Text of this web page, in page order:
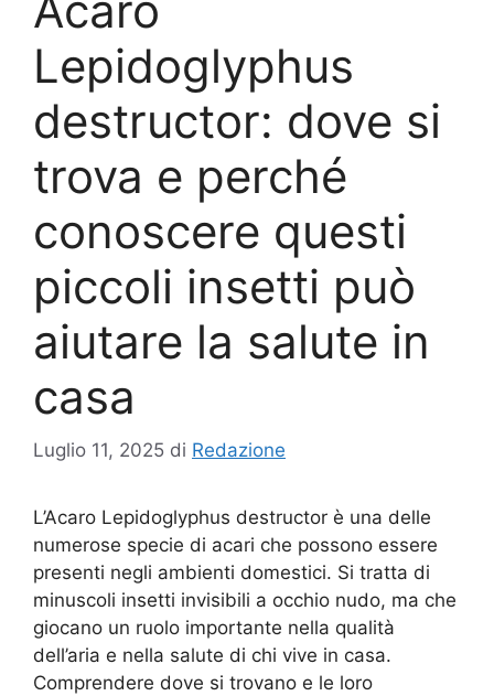
Lepidoglyphus
destructor: dove si
trova e perché
conoscere questi
piccoli insetti può
aiutare la salute in
casa
Luglio 11, 2025 di Redazione
L’Acaro Lepidoglyphus destructor è una delle
numerose specie di acari che possono essere
presenti negli ambienti domestici. Si tratta di
minuscoli insetti invisibili a occhio nudo, ma che
giocano un ruolo importante nella qualità
dell’aria e nella salute di chi vive in casa.
Comprendere dove si trovano e le loro